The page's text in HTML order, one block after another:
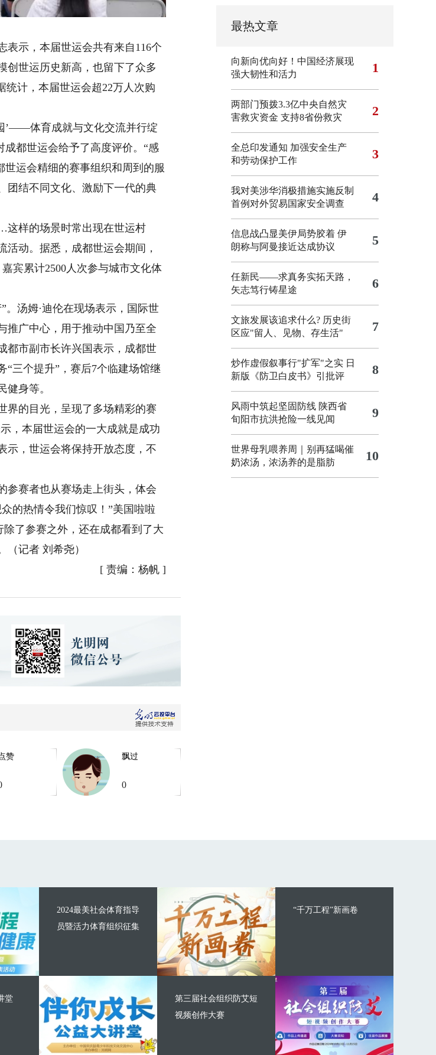
示，本届世运会共有来自116个
创世运历史新高，也留下了众多
统计，本届世运会超22万人次购
’——体育成就与文化交流并行绽
成都世运会给予了高度评价。“感
世运会精细的赛事组织和周到的服
团结不同文化、激励下一代的典
样的场景时常出现在世运村
动。据悉，成都世运会期间，
宾累计2500人次参与城市文化体
汤姆·迪伦在现场表示，国际世
推广中心，用于推动中国乃至全
都市副市长许兴国表示，成都世
三个提升”，赛后7个临建场馆继
身等。
的目光，呈现了多场精彩的赛
，本届世运会的一大成就是成功
示，世运会将保持开放态度，不
赛者也从赛场走上街头，体会
的热情令我们惊叹！”美国啦啦
了参赛之外，还在成都看到了大
记者 刘希尧）
[ 责编：杨帆 ]
赞 飘过
0
最热文章
向新向优向好！中国经济展现
强大韧性和活力
1
两部门预拨3.3亿中央自然灾
害救灾资金 支持8省份救灾
2
全总印发通知 加强安全生产
和劳动保护工作
3
我对美涉华消极措施实施反制
首例对外贸易国家安全调查
4
信息战凸显美伊局势胶着 伊
朗称与阿曼接近达成协议
5
任新民——求真务实拓天路，
矢志笃行铸星途
6
文旅发展该追求什么? 历史街
区应"留人、见物、存生活"
7
炒作虚假叙事行"扩军"之实 日
新版《防卫白皮书》引批评
8
风雨中筑起坚固防线 陕西省
旬阳市抗洪抢险一线见闻
9
世界母乳喂养周｜别再猛喝催
奶浓汤，浓汤养的是脂肪
10
2024最美社会体育指导
员暨活力体育组织征集
堂
“千万工程”新画卷
第三届社会组织防艾短
视频创作大赛